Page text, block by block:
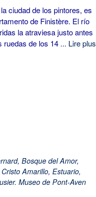
ciudad de los pintores, es
de Finistère. El río
la atraviesa justo antes
ruedas de los 14 ... Lire plus
, Bosque del Amor,
Amarillo, Estuario,
Museo de Pont-Aven